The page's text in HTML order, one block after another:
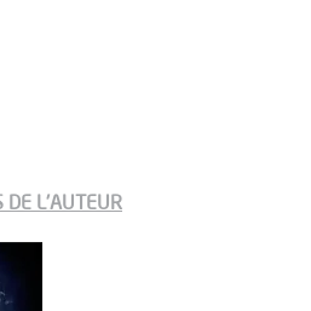
DE L'AUTEUR